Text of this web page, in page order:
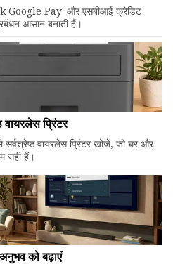
Google Pay' और एसबीआई क्रेडिट
आसान बनाती हैं।
वायरलेस प्रिंटर
सर्वश्रेष्ठ वायरलेस प्रिंटर खोजें, जो घर और
सही हैं।
को बढ़ाएं